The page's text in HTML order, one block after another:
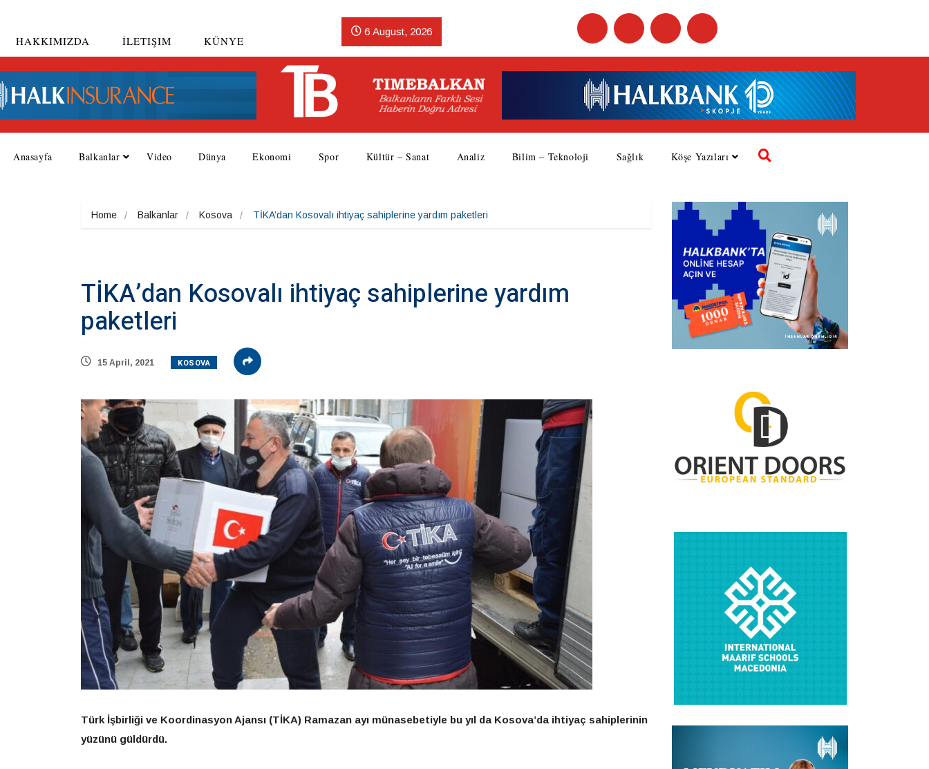
HAKKIMIZDA İLETIŞIM KÜNYE
6 August, 2026
Anasayfa Balkanlar Video Dünya Ekonomi Spor Kültür – Sanat Analiz Bilim – Teknoloji Sağlık Köşe Yazıları
Home Balkanlar Kosova TİKA’dan Kosovalı ihtiyaç sahiplerine yardım paketleri
TİKA’dan Kosovalı ihtiyaç sahiplerine yardım
paketleri
15 April, 2021 KOSOVA
Türk İşbirliği ve Koordinasyon Ajansı (TİKA) Ramazan ayı münasebetiyle bu yıl da Kosova’da ihtiyaç sahiplerinin
yüzünü güldürdü.